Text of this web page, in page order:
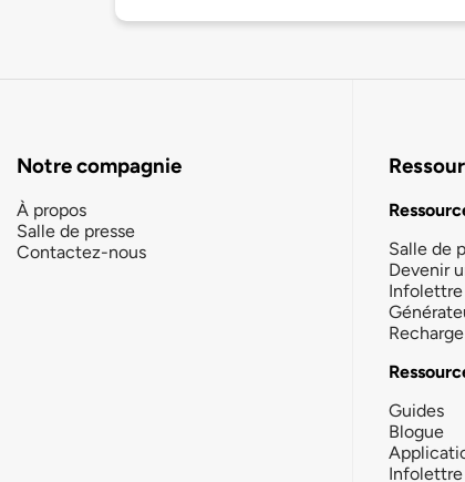
Notre compagnie
À propos
Salle de presse
Contactez-nous
Salle de
Devenir
Infolettre
Recharge
Guides
Blogue
Infolettre